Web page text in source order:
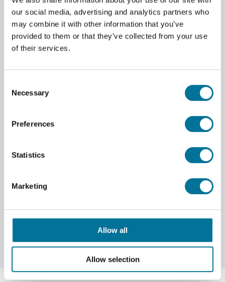
our social media, advertising and analytics partners who
may combine it with other information that you’ve
provided to them or that they’ve collected from your use
of their services.
Selection
Necessary
Preferences
Statistics
Marketing
Allow all
Allow selection
Zum Warenkorb hinzufügen
Seite drucken